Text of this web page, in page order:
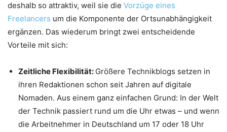
deshalb so attraktiv, weil sie die Vorzüge eines
Freelancers um die Komponente der Ortsunabhängigkeit
ergänzen. Das wiederum bringt zwei entscheidende
Vorteile mit sich:
Zeitliche Flexibilität: Größere Technikblogs setzen in
ihren Redaktionen schon seit Jahren auf digitale
Nomaden. Aus einem ganz einfachen Grund: In der Welt
der Technik passiert rund um die Uhr etwas – und wenn
die Arbeitnehmer in Deutschland um 17 oder 18 Uhr